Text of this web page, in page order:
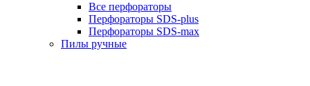
Все перфораторы
Перфораторы SDS-plus
Перфораторы SDS-max
Пилы ручные